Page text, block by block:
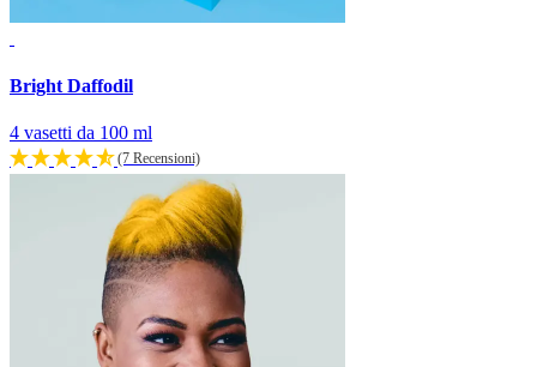
Bright Daffodil
4 vasetti da 100 ml
(7 Recensioni)